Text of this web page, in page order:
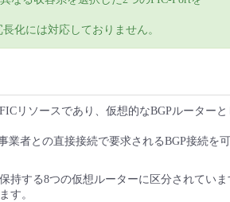
化には対応しておりません。
リソースであり、仮想的なBGPルーターと
者との直接接続で要求されるBGP接続を
持する8つの仮想ルーターに区分されていま
す。